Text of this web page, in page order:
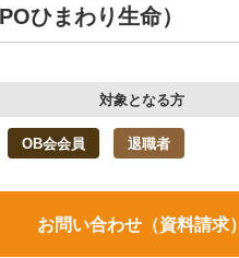
ひまわり生命）
対象となる方
OB会会員 退職者
お問い合わせ（資料請求）